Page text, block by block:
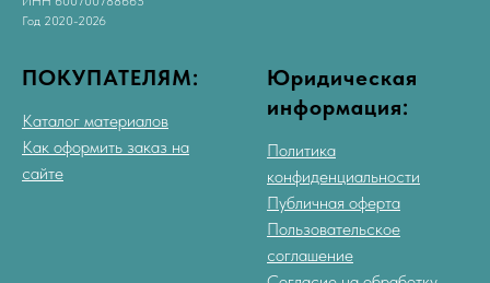
Год 2020-2026
ПОКУПАТЕЛЯМ:
Каталог материалов
Как оформить заказ на
сайте
Юридическая
информация:
Политика
конфиденциальности
Публичная оферта
Пользовательское
соглашение